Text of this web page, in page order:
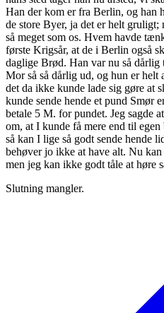
Han der kom er fra Berlin, og han
de store Byer, ja det er helt gruligt;
så meget som os. Hvem havde
første Krigsår, at de i Berlin også
daglige Brød. Han var nu så dårlig
Mor så så dårlig ud, og hun er helt
det da ikke kunde lade sig gøre at
kunde sende hende et pund Smør
betale 5 M. for pundet. Jeg sagde
om, at I kunde få mere end til
så kan I lige så godt sende hende
behøver jo ikke at have alt. Nu
men jeg kan ikke godt tåle at høre
Slutning mangler.